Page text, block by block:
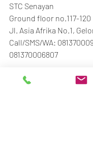
STC Senayan
Ground floor no.117-120
Jl. Asia Afrika No.1,
Call/SMS/WA:
081370006807
#BTM_ID